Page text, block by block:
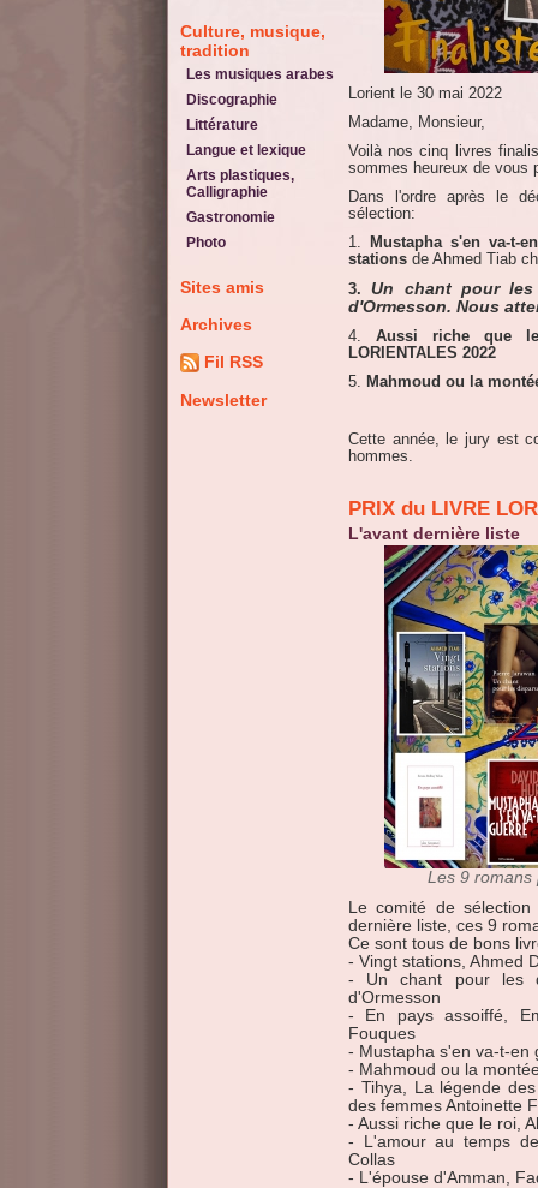
Culture, musique,
tradition
Les musiques arabes
Discographie
Littérature
Langue et lexique
Arts plastiques,
Calligraphie
Gastronomie
Photo
Sites amis
Archives
Fil RSS
Newsletter
Lorient le 30 mai 2022
Madame, Monsieur,
Voilà nos cinq livres
sommes heureux de vous
Dans l'ordre après le
sélection:
1.
Mustapha s'en va-t-
stations de Ahmed Tiab
3.Un chant pour les
d'Ormesson. Nous
4.Aussi riche que
LORIENTALES 2022
5. Mahmoud ou la
Cette année, le jury est
hommes.
PRIX du LIVRE
L'avant dernière liste
Les 9 romans
Le comité de
dernière liste, ces 9
Ce sont tous de bons
- Vingt stations, Ahmed
- Un chant pour les
d'Ormesson
- En pays assoiffé,
Fouques
- Mustapha s'en va-t-en
- Mahmoud ou la
- Tihya, La légende
des femmes Antoinette
- Aussi riche que le roi,
- L'amour au temps
Collas
- L'épouse d'Amman,